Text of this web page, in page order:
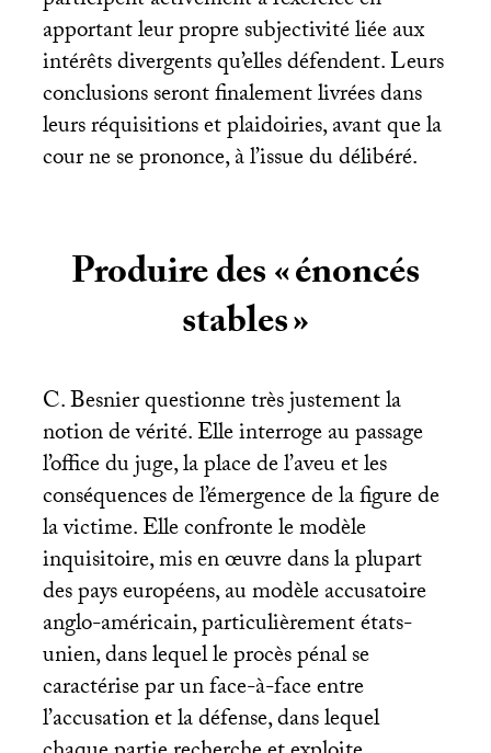
apportant leur propre subjectivité liée aux
intérêts divergents qu’elles défendent. Leurs
conclusions seront finalement livrées dans
leurs réquisitions et plaidoiries, avant que la
cour ne se prononce, à l’issue du délibéré.
Produire des «énoncés
stables»
C. Besnier questionne très justement la
notion de vérité. Elle interroge au passage
l’office du juge, la place de l’aveu et les
conséquences de l’émergence de la figure de
la victime. Elle confronte le modèle
inquisitoire, mis en œuvre dans la plupart
des pays européens, au modèle accusatoire
anglo-américain, particulièrement états-
unien, dans lequel le procès pénal se
caractérise par un face-à-face entre
l’accusation et la défense, dans lequel